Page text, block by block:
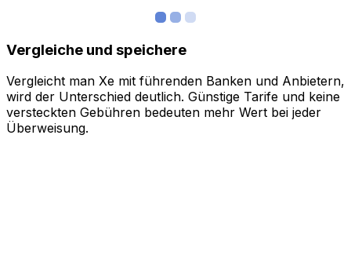
Vergleiche und speichere
Vergleicht man Xe mit führenden Banken und Anbietern,
wird der Unterschied deutlich. Günstige Tarife und keine
versteckten Gebühren bedeuten mehr Wert bei jeder
Überweisung.